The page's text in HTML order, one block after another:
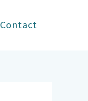
Contact